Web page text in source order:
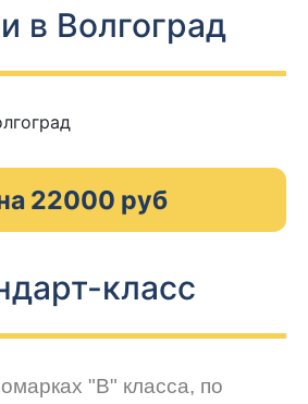
в Волгоград
22000 руб
класс
"В" класса, по